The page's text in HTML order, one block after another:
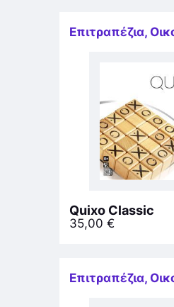
Επιτραπέζια,
Quixo Classic
35,00 €
Επιτραπέζια,